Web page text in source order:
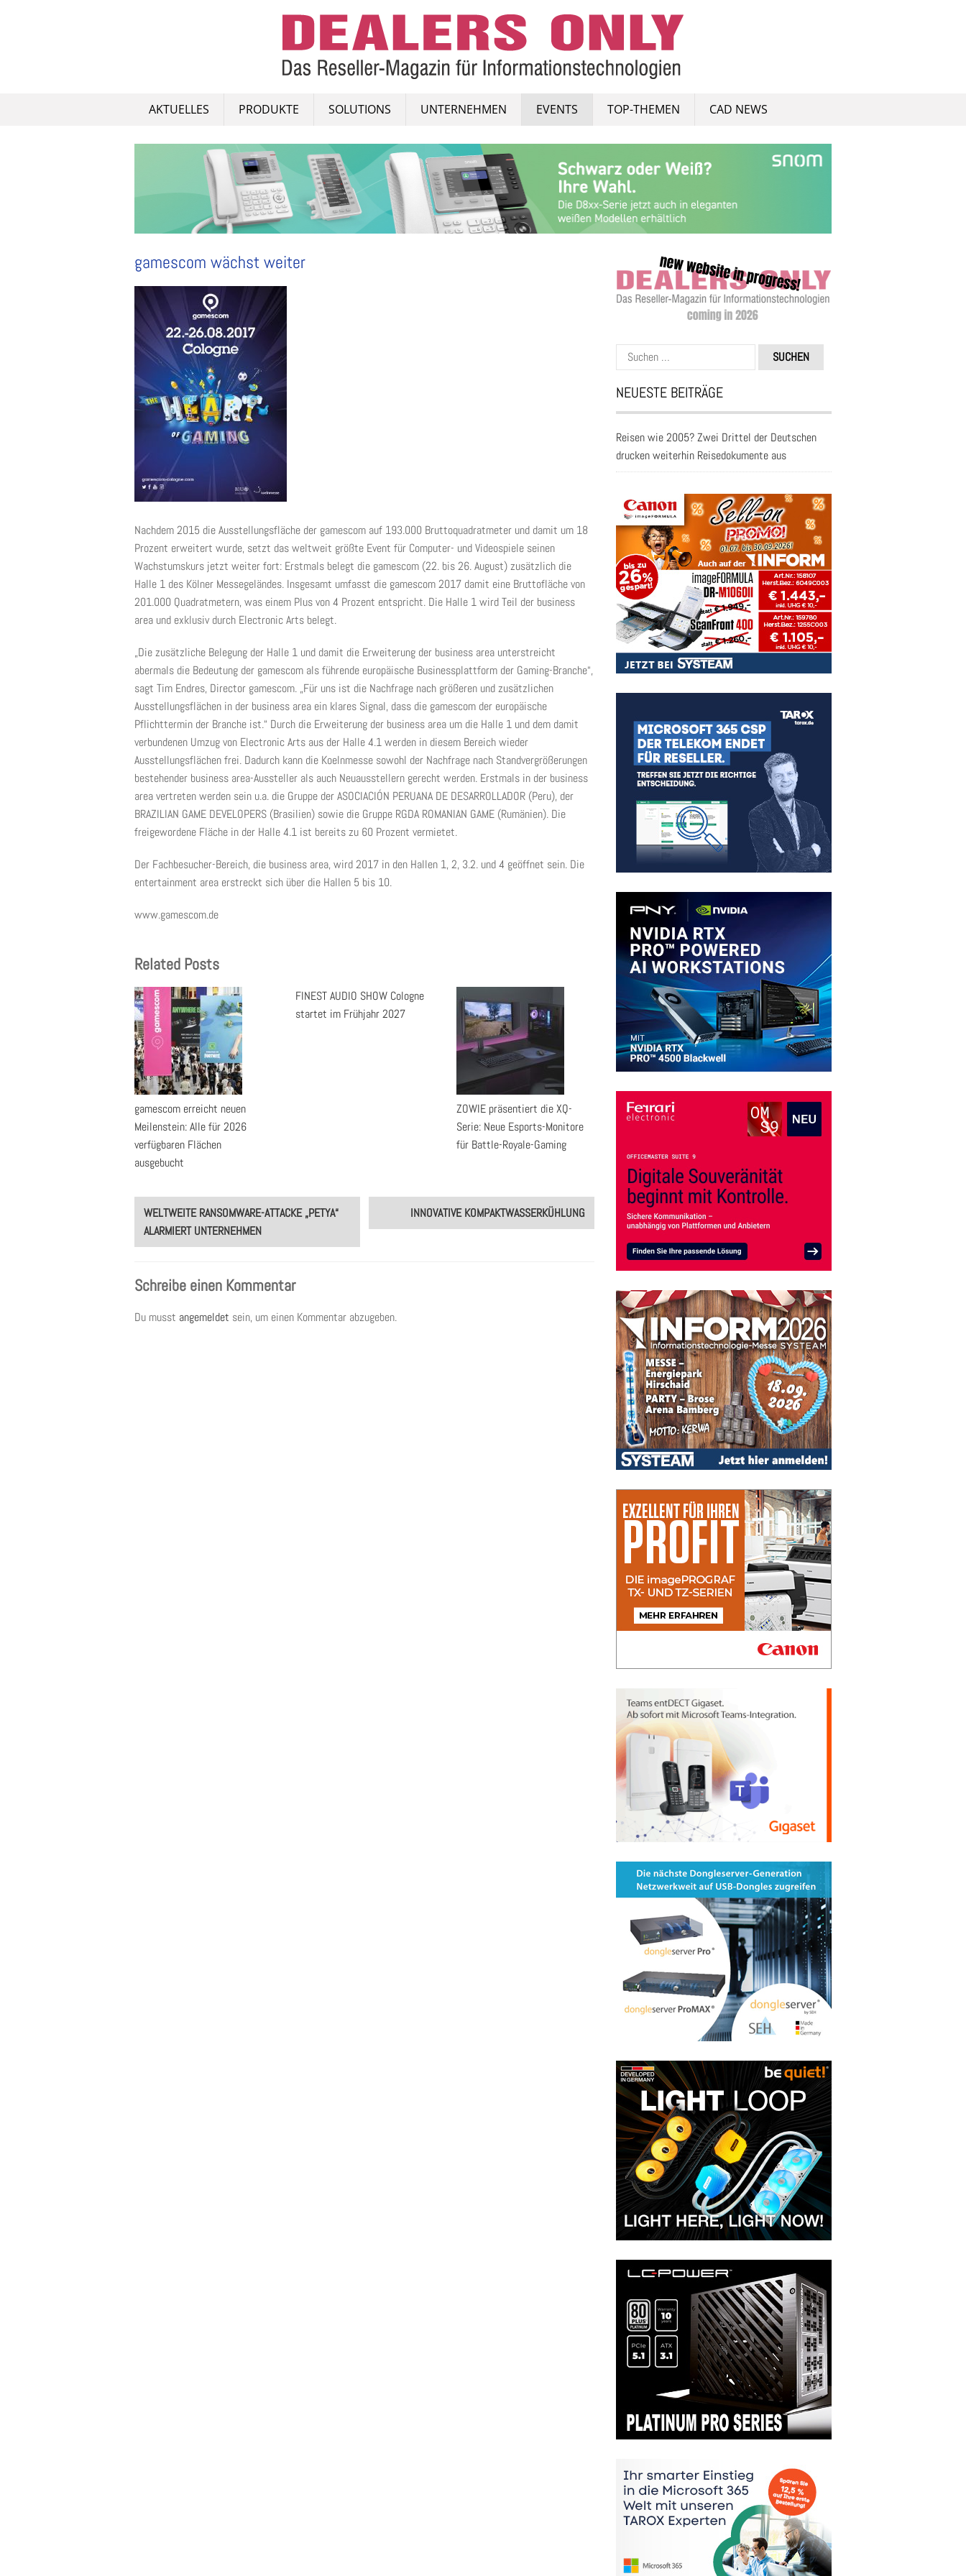
AKTUELLES PRODUKTE SOLUTIONS UNTERNEHMEN EVENTS TOP-THEMEN CAD NEWS
gamescom wächst weiter
Nachdem 2015 die Ausstellungsfläche der gamescom auf 193.000 Bruttoquadratmeter und damit um 18
Prozent erweitert wurde, setzt das weltweit größte Event für Computer- und Videospiele seinen
Wachstumskurs jetzt weiter fort: Erstmals belegt die gamescom (22. bis 26. August) zusätzlich die
Halle 1 des Kölner Messegeländes. Insgesamt umfasst die gamescom 2017 damit eine Bruttofläche von
201.000 Quadratmetern, was einem Plus von 4 Prozent entspricht. Die Halle 1 wird Teil der business
area und exklusiv durch Electronic Arts belegt.
„Die zusätzliche Belegung der Halle 1 und damit die Erweiterung der business area unterstreicht
abermals die Bedeutung der gamescom als führende europäische Businessplattform der Gaming-Branche“,
sagt Tim Endres, Director gamescom. „Für uns ist die Nachfrage nach größeren und zusätzlichen
Ausstellungsflächen in der business area ein klares Signal, dass die gamescom der europäische
Pflichttermin der Branche ist.“ Durch die Erweiterung der business area um die Halle 1 und dem damit
verbundenen Umzug von Electronic Arts aus der Halle 4.1 werden in diesem Bereich wieder
Ausstellungsflächen frei. Dadurch kann die Koelnmesse sowohl der Nachfrage nach Standvergrößerungen
bestehender business area-Aussteller als auch Neuausstellern gerecht werden. Erstmals in der business
area vertreten werden sein u.a. die Gruppe der ASOCIACIÓN PERUANA DE DESARROLLADOR (Peru), der
BRAZILIAN GAME DEVELOPERS (Brasilien) sowie die Gruppe RGDA ROMANIAN GAME (Rumänien). Die
freigewordene Fläche in der Halle 4.1 ist bereits zu 60 Prozent vermietet.
Der Fachbesucher-Bereich, die business area, wird 2017 in den Hallen 1, 2, 3.2. und 4 geöffnet sein. Die
entertainment area erstreckt sich über die Hallen 5 bis 10.
www.gamescom.de
Related Posts
gamescom erreicht neuen
Meilenstein: Alle für 2026
verfügbaren Flächen
ausgebucht
FINEST AUDIO SHOW Cologne
startet im Frühjahr 2027
ZOWIE präsentiert die XQ-
Serie: Neue Esports-Monitore
für Battle-Royale-Gaming
Post
navigation
WELTWEITE RANSOMWARE-ATTACKE „PETYA“
ALARMIERT UNTERNEHMEN
INNOVATIVE KOMPAKTWASSERKÜHLUNG
Schreibe einen Kommentar
Du musst angemeldet sein, um einen Kommentar abzugeben.
Suchen
nach:
NEUESTE BEITRÄGE
Reisen wie 2005? Zwei Drittel der Deutschen
drucken weiterhin Reisedokumente aus